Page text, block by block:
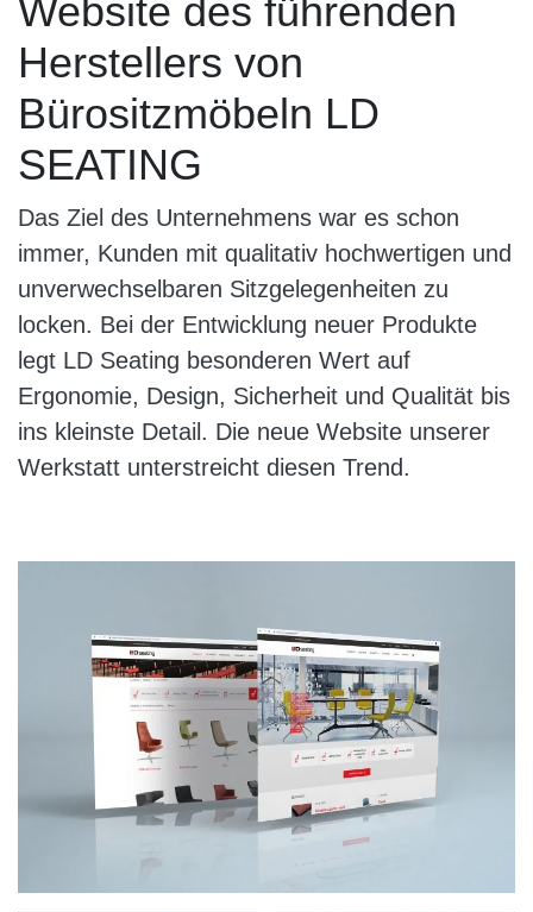
Website des führenden
Herstellers von
Bürositzmöbeln LD
SEATING
Das Ziel des Unternehmens war es schon
immer, Kunden mit qualitativ hochwertigen und
unverwechselbaren Sitzgelegenheiten zu
locken. Bei der Entwicklung neuer Produkte
legt LD Seating besonderen Wert auf
Ergonomie, Design, Sicherheit und Qualität bis
ins kleinste Detail. Die neue Website unserer
Werkstatt unterstreicht diesen Trend.